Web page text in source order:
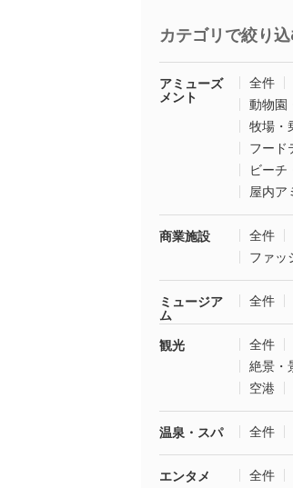
カテゴリで絞り
アミューズ
メント
全件
動物園
牧場・
フード
ビーチ
屋内ア
商業施設 全件
ファッ
ミュージア
ム
全件
観光 全件
絶景・
空港
温泉・スパ 全件
エンタメ 全件